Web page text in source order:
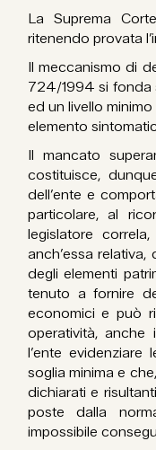
La Suprema
ritenendo provata
Il meccanismo di
724/1994 si fonda
ed un livello
elemento
Il mancato
costituisce,
dell’ente e
particolare, al
legislatore
anch’essa
degli elementi
tenuto a fornire
economici e può
operatività, anche
l’ente
soglia minima e
dichiarati e
poste dalla
impossibile